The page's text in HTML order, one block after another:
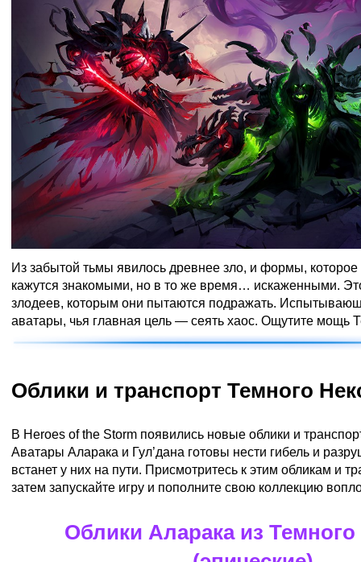
Из забытой тьмы явилось древнее зло, и формы, которое
кажутся знакомыми, но в то же время… искаженными.
злодеев, которым они пытаются подражать.
аватары, чья главная цель — сеять хаос. Ощутите мощь
Облики и транспорт Темного
В Heroes of the Storm появились новые облики и
Аватары Аларака и Гул’дана готовы нести гибель и
встанет у них на пути. Присмотритесь к этим обликам и
затем запускайте игру и пополните свою коллекцию
Облики Аларака из Темного